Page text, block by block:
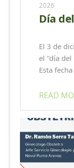
2026
Día
El 3 de
el "día
Esta
READ